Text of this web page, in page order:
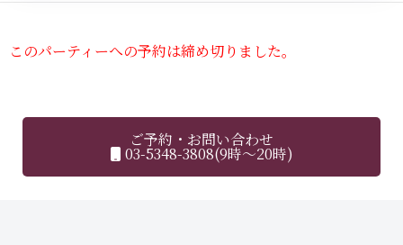
このパーティーへの予約は締め切りました。
ご予約・お問い合わせ
03-5348-3808(9時～20時)